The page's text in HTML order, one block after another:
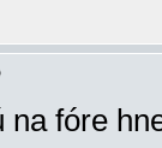
fóre